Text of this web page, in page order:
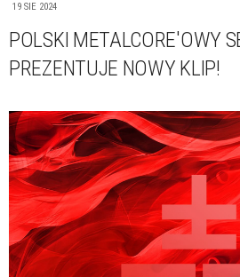
19 SIE 2024
POLSKI METALCORE'OWY
PREZENTUJE NOWY KLIP!